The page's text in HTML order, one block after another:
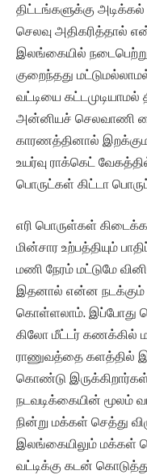
திட்டங்களுக்கு அடிக்கல்
செலவு அதிகரித்தால்
இலங்கையில்
குறைந்தது
வட்டியை
அன்னியச் செலவாணி
காரணத்தினால்
உயர்வு ராக்கெட்
பொருட்கள் கிட்டா
எரி பொருள்கள்
மின்சார உற்பத்தியும்
மணி நேரம் மட்டுமே
இதனால் என்ன நடக்கும்
கொள்ளலாம். இப்போது
கிலோ மீட்டர் கணக்கில்
ராணுவத்தை களத்தில்
கொண்டு இருக்கிறார்கள்.
நடவடிக்கையின் மூலம்
நின்று மக்கள் செத்து
இலங்கையிலும் மக்கள்
வட்டிக்கு கடன்